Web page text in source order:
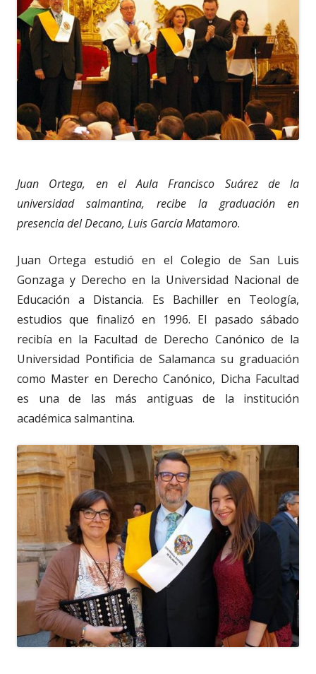
Juan Ortega, en el Aula Francisco Suárez de la
universidad salmantina, recibe la graduación en
presencia del Decano, Luis García Matamoro.
Juan Ortega estudió en el Colegio de San Luis
Gonzaga y Derecho en la Universidad Nacional de
Educación a Distancia. Es Bachiller en Teología,
estudios que finalizó en 1996. El pasado sábado
recibía en la Facultad de Derecho Canónico de la
Universidad Pontificia de Salamanca su graduación
como Master en Derecho Canónico, Dicha Facultad
es una de las más antiguas de la institución
académica salmantina.